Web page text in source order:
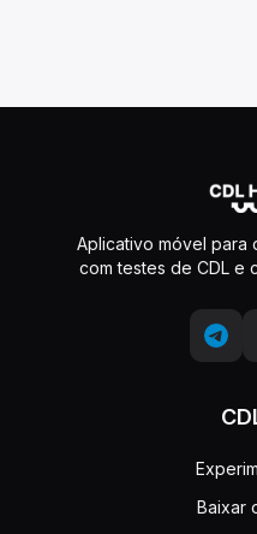
Aplicativo móvel para
com testes de CDL e
Baixar